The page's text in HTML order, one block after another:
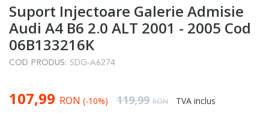
to
the
beginning
of
the
gallery
Suport Injectoare Galerie Admisie
Audi A4 B6 2.0 ALT 2001 - 2005 Cod
06B133216K
COD PRODUS: SDG-A6274
Special Price
107,99 RON (-10%) Regular Price
119,99 RON TVA inclus